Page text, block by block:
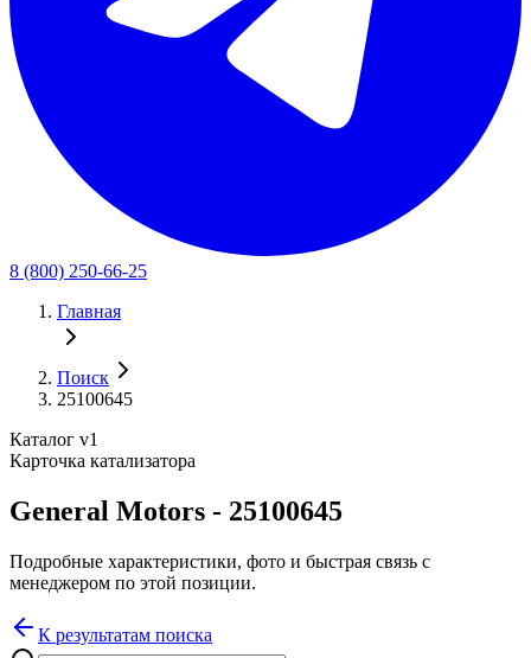
8 (800) 250-66-25
Главная
Поиск
25100645
Каталог v1
Карточка катализатора
General Motors - 25100645
Подробные характеристики, фото и быстрая связь с
менеджером по этой позиции.
К результатам поиска